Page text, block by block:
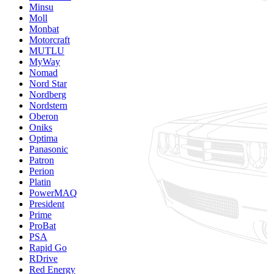
Minsu
Moll
Monbat
Motorcraft
MUTLU
MyWay
Nomad
Nord Star
Nordberg
Nordstern
Oberon
Oniks
Optima
Panasonic
Patron
Perion
Platin
PowerMAQ
President
Prime
ProBat
PSA
Rapid Go
RDrive
Red Energy